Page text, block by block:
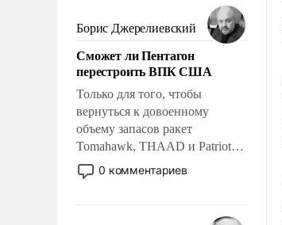
Борис Джерелиевский
Сможет ли Пентагон
перестроить ВПК США
Только для того, чтобы
вернуться к довоенному
объему запасов ракет
Tomahawk, THAAD и Patriot
США потребуется более трех
лет. Даже небольшая война с
0 комментариев